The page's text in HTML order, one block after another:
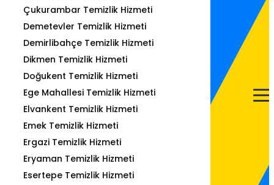
Çukurambar Temizlik Hizmeti
Demetevler Temizlik Hizmeti
Demirlibahçe Temizlik Hizmeti
Dikmen Temizlik Hizmeti
Doğukent Temizlik Hizmeti
Ege Mahallesi Temizlik Hizmeti
Elvankent Temizlik Hizmeti
Emek Temizlik Hizmeti
Ergazi Temizlik Hizmeti
Eryaman Temizlik Hizmeti
Esertepe Temizlik Hizmeti